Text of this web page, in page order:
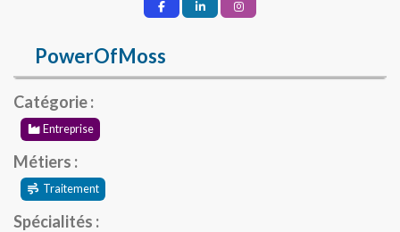
PowerOfMoss
Catégorie :
Entreprise
Métiers :
Traitement
Spécialités :